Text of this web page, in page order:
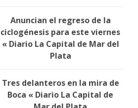
Anuncian el regreso de la
ciclogénesis para este viernes
« Diario La Capital de Mar del
Plata
Tres delanteros en la mira de
Boca « Diario La Capital de